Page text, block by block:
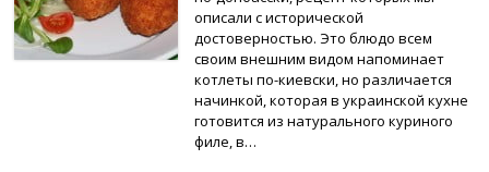
описали с исторической
достоверностью. Это блюдо всем
своим внешним видом напоминает
котлеты по-киевски, но различается
начинкой, которая в украинской кухне
готовится из натурального куриного
филе, в…